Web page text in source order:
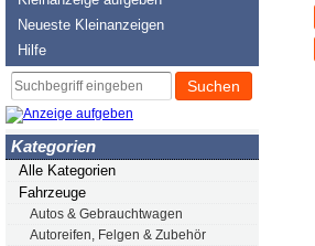
Neueste Kleinanzeigen
Hilfe
Suchen
Kategorien
Alle Kategorien
Fahrzeuge
Autos & Gebrauchtwagen
Autoreifen, Felgen & Zubehör